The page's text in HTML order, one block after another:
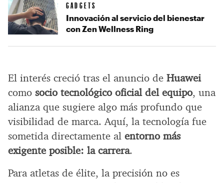
El interés creció tras el anuncio de Huawei
como socio tecnológico oficial del equipo, una
alianza que sugiere algo más profundo que
visibilidad de marca. Aquí, la tecnología fue
sometida directamente al entorno más
exigente posible: la carrera.
Para atletas de élite, la precisión no es
GADGETS
Innovación al servicio del bienestar
con Zen Wellness Ring